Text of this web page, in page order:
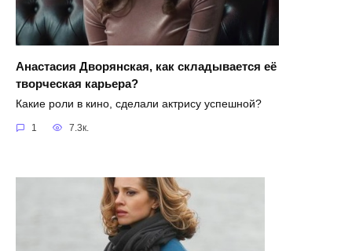
Анастасия Дворянская, как складывается её
творческая карьера?
Какие роли в кино, сделали актрису успешной?
1 7.3к.